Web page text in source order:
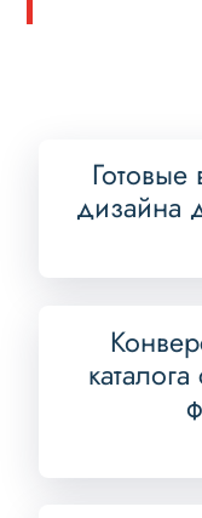
Готовые
дизайна